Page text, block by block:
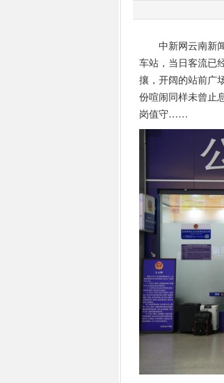
中新网云南新闻2
车站，当日客流已
攘，开阔的站前广
份喧闹同样未曾止
岗值守……